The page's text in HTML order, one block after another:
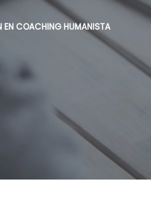
EN COACHING HUMANISTA